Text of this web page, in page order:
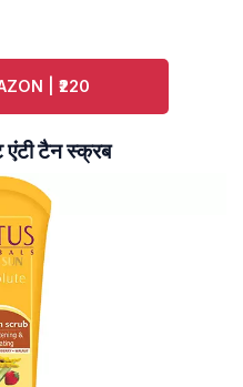
| ₹220
एंटी टैन स्क्रब